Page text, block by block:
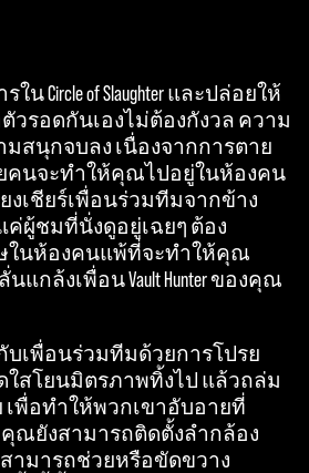
Circle of Slaughter และปล่อยให้
วรอดกันเองไม่ต้องกังวล ความ
สนุกจบลง เนื่องจากการตาย
คนจะทำให้คุณไปอยู่ในห้องคน
งเชียร์เพื่อนร่วมทีมจากข้าง
ผู้ชมที่นั่งดูอยู่เฉยๆ ต้อง
นห้องคนแพ้ที่จะทำให้คุณ
กล้งเพื่อน Vault Hunter ของคุณ
เพื่อนร่วมทีมด้วยการโปรย
ใสโยนมิตรภาพทิ้งไป แล้วถล่ม
เพื่อทำให้พวกเขาอับอายที่
ณยังสามารถติดตั้งลำกล้อง
ามารถช่วยหรือขัดขวาง